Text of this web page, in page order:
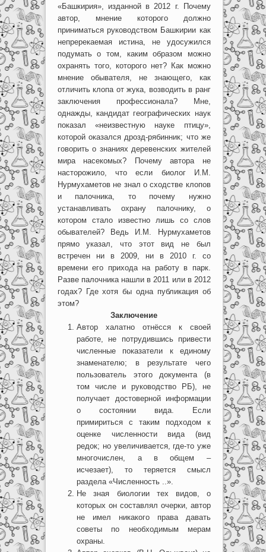
«Башкирия», изданной в 2012 г. Почему
автор, мнение которого должно
приниматься руководством Башкирии как
непререкаемая истина, не удосужился
подумать о том, каким образом можно
охранять того, которого нет? Как можно
мнение обывателя, не знающего, как
отличить клопа от жука, возводить в ранг
заключения профессионала? Мне,
однажды, кандидат географических наук
показал «неизвестную науке птицу»,
которой оказался дрозд-рябинник; что же
говорить о знаниях деревенских жителей
мира насекомых? Почему автора не
насторожило, что если биолог И.М.
Нурмухаметов не знал о сходстве клопов
и палочника, то почему нужно
устанавливать охрану палочнику, о
котором стало известно лишь со слов
обывателей? Ведь И.М. Нурмухаметов
прямо указал, что этот вид не был
встречен ни в 2009, ни в 2010 г. со
времени его прихода на работу в парк.
Разве палочника нашли в 2011 или в 2012
годах? Где хотя бы одна публикация об
этом?
Заключение
Автор халатно отнёсся к своей
работе, не потрудившись привести
численные показатели к единому
знаменателю; в результате чего
пользователь этого документа (в
том числе и руководство РБ), не
получает достоверной информации
о состоянии вида. Если
примириться с таким подходом к
оценке численности вида (вид
редок; но увеличивается, где-то уже
многочислен, а в общем –
исчезает), то теряется смысл
раздела «Численность ..».
Не зная биологии тех видов, о
которых он составлял очерки, автор
не имел никакого права давать
советы по необходимым мерам
охраны.